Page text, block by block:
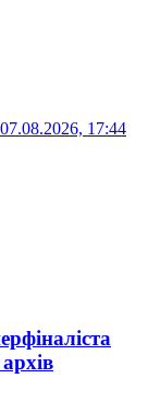
07.08.2026, 17:44